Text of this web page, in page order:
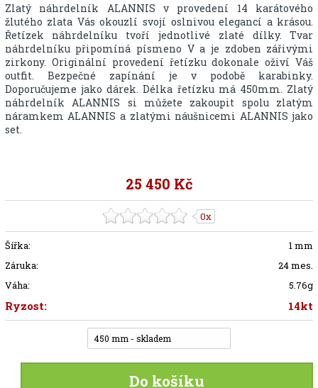
Zlatý náhrdelník ALANNIS v provedení 14 karátového
žlutého zlata Vás okouzlí svojí oslnivou elegancí a krásou.
Řetízek náhrdelníku tvoří jednotlivé zlaté dílky. Tvar
náhrdelníku připomíná písmeno V a je zdoben zářivými
zirkony. Originální provedení řetízku dokonale oživí Váš
outfit. Bezpečné zapínání je v podobě karabinky.
Doporučujeme jako dárek. Délka řetízku má 450mm. Zlatý
náhrdelník ALANNIS si můžete zakoupit spolu zlatým
náramkem ALANNIS a zlatými náušnicemi ALANNIS jako
set.
25 450 Kč
0x
Šířka:
1 mm
Záruka:
24 mes.
Váha:
5.76g
Ryzost: 14kt
450 mm - skladem
Do košíku